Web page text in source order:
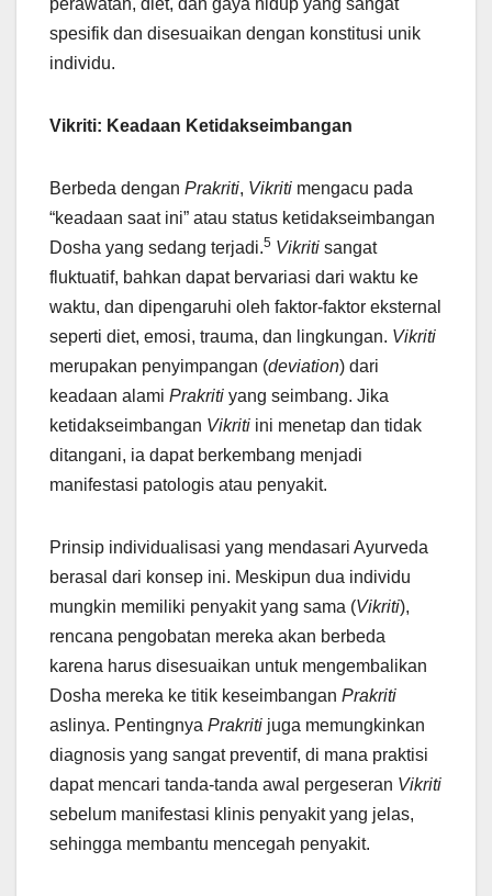
perawatan, diet, dan gaya hidup yang sangat
spesifik dan disesuaikan dengan konstitusi unik
individu.
Vikriti: Keadaan Ketidakseimbangan
Berbeda dengan Prakriti, Vikriti mengacu pada
“keadaan saat ini” atau status ketidakseimbangan
Dosha yang sedang terjadi.5 Vikriti sangat
fluktuatif, bahkan dapat bervariasi dari waktu ke
waktu, dan dipengaruhi oleh faktor-faktor eksternal
seperti diet, emosi, trauma, dan lingkungan. Vikriti
merupakan penyimpangan (deviation) dari
keadaan alami Prakriti yang seimbang. Jika
ketidakseimbangan Vikriti ini menetap dan tidak
ditangani, ia dapat berkembang menjadi
manifestasi patologis atau penyakit.
Prinsip individualisasi yang mendasari Ayurveda
berasal dari konsep ini. Meskipun dua individu
mungkin memiliki penyakit yang sama (Vikriti),
rencana pengobatan mereka akan berbeda
karena harus disesuaikan untuk mengembalikan
Dosha mereka ke titik keseimbangan Prakriti
aslinya. Pentingnya Prakriti juga memungkinkan
diagnosis yang sangat preventif, di mana praktisi
dapat mencari tanda-tanda awal pergeseran Vikriti
sebelum manifestasi klinis penyakit yang jelas,
sehingga membantu mencegah penyakit.